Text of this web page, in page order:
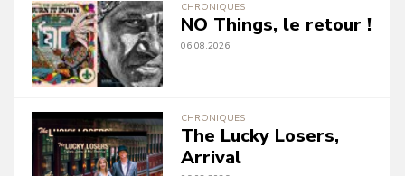
CHRONIQUES
NO Things, le retour !
06.08.2026
CHRONIQUES
The Lucky Losers,
Arrival